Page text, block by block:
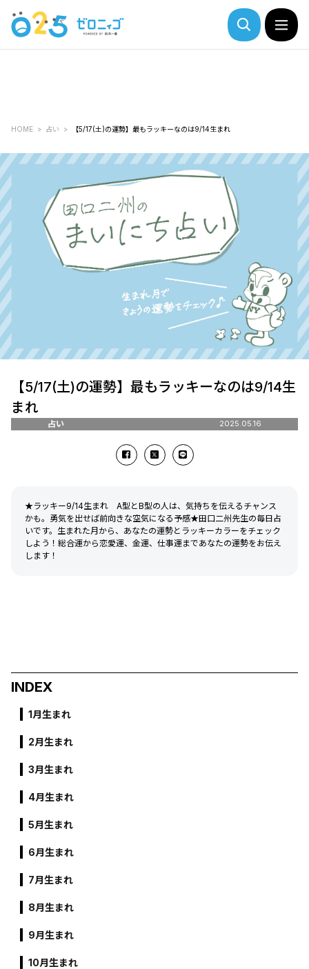
HOME 占い 【5/17(土)の運勢】最もラッキーなのは9/14生まれ
【5/17(土)の運勢】最もラッキーなのは9/14生
まれ
占い 2025.05.16
★ラッキー9/14生まれ A型とB型の人は、気持ちを伝えるチャンス
かも。勇気を出せば前向きな空気になる予感★田口二州先生の毎日占
いです。生まれた月から、あなたの運勢とラッキーカラーをチェック
しよう！総合運から恋愛運、金運、仕事運まであなたの運勢をお伝え
します！
INDEX
1月生まれ
2月生まれ
3月生まれ
4月生まれ
5月生まれ
6月生まれ
7月生まれ
8月生まれ
9月生まれ
10月生まれ